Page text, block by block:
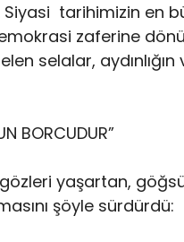
tarihimizin en
zaferine
selalar,
BORCUDUR”
yaşartan,
şöyle sürdürdü: